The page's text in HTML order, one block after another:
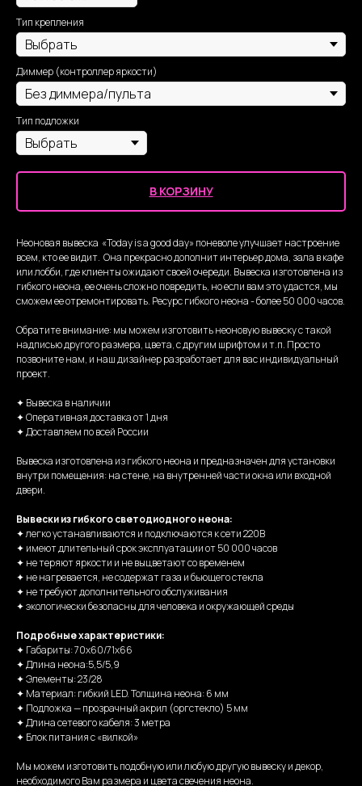
Тип крепления
Диммер (контроллер яркости)
Тип подложки
В КОРЗИНУ
Неоновая вывеска «Today is a good day» поневоле улучшает настроение
всем, кто ее видит. Она прекрасно дополнит интерьер дома, зала в кафе
или лобби, где клиенты ожидают своей очереди. Вывеска изготовлена из
гибкого неона, ее очень сложно повредить, но если вам это удастся, мы
сможем ее отремонтировать. Ресурс гибкого неона - более 50 000 часов.
Обратите внимание: мы можем изготовить неоновую вывеску с такой
надписью другого размера, цвета, с другим шрифтом и т.п. Просто
позвоните нам, и наш дизайнер разработает для вас индивидуальный
проект.
✦ Вывеска в наличии
✦ Оперативная доставка от 1 дня
✦ Доставляем по всей России
Вывеска изготовлена из гибкого неона и предназначен для установки
внутри помещения: на стене, на внутренней части окна или входной
двери.
Вывески из гибкого светодиодного неона:
✦ легко устанавливаются и подключаются к сети 220В
✦ имеют длительный срок эксплуатации от 50 000 часов
✦ не теряют яркости и не выцветают со временем
✦ не нагревается, не содержат газа и бьющего стекла
✦ не требуют дополнительного обслуживания
✦ экологически безопасны для человека и окружающей среды
Подробные характеристики:
✦ Габариты: 70х60/71х66
✦ Длина неона:5,5/5,9
✦ Элементы: 23/28
✦ Материал: гибкий LED. Толщина неона: 6 мм
✦ Подложка — прозрачный акрил (оргстекло) 5 мм
✦ Длина сетевого кабеля: 3 метра
✦ Блок питания с «вилкой»
Мы можем изготовить подобную или любую другую вывеску и декор,
необходимого Вам размера и цвета свечения неона.